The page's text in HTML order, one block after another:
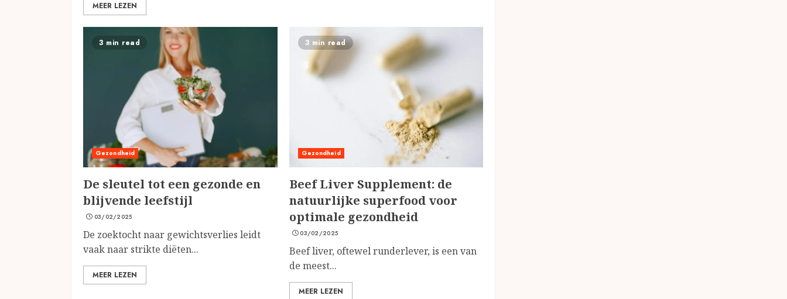
MEER LEZEN
3 min read
Gezondheid
De sleutel tot een gezonde en
blijvende leefstijl
03/02/2025
De zoektocht naar gewichtsverlies leidt
vaak naar strikte diëten...
MEER LEZEN
3 min read
Gezondheid
Beef Liver Supplement: de
natuurlijke superfood voor
optimale gezondheid
03/02/2025
Beef liver, oftewel runderlever, is een van
de meest...
MEER LEZEN